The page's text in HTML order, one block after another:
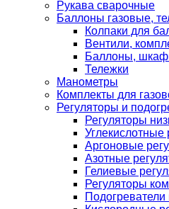
Рукава сварочные
Баллоны газовые,
Колпаки для
Вентили,
Баллоны,
Тележки
Манометры
Комплекты для
Регуляторы и
Регуляторы
Углекислотные
Аргоновые
Азотные
Гелиевые
Регуляторы
Подогреватели